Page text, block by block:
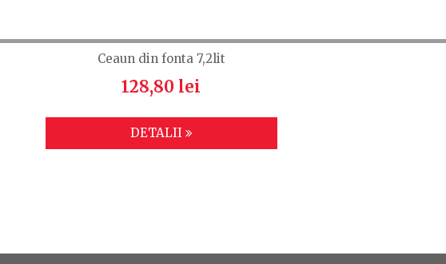
Ceaun din fonta 7,2lit
128,80 lei
DETALII